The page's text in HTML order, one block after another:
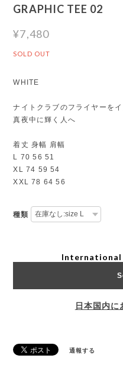
GRAPHIC TEE 02
¥7,480
SOLD OUT
WHITE
ナイトクラブのフライヤーを
真夜中に輝く人へ
着丈 身幅 肩幅
L 70 56 51
XL 74 59 54
XXL 78 64 56
種類
International
日本国内に
通報する